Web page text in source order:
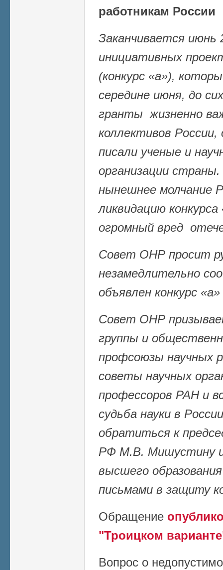
работникам России
Заканчивается июнь
инициативных
(конкурс «а»),
середине июня, до
гранты жизненно
коллективов
писали ученые и
организации
нынешнее молчание
ликвидацию
огромный вред
Совет ОНР просит
незамедлительно
объявлен конкурс
Совет ОНР
группы и
профсоюзы научных
советы научных
профессоров РАН и
судьба науки в
обратиться к
РФ М.В. Мишустину и
высшего
письмами в защиту
Обращение
"Троицком
Вопрос о